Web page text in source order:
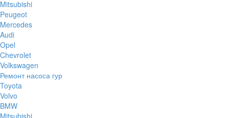
Mitsubishi
Peugeot
Mercedes
Audi
Opel
Chevrolet
Volkswagen
Ремонт насоса гур
Toyota
Volvo
BMW
Mitsubishi